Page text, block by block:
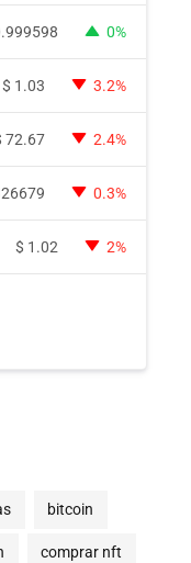
0%
$ 1.03 3.2%
72.67 2.4%
0.3%
$ 1.02 2%
bitcoin
comprar nft